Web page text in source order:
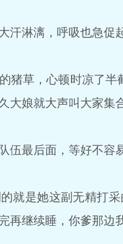
淋漓，呼吸也急促
猪草，心顿时凉了半
大娘就大声叫大家集
最后面，等好不容
就是她这副无精打
再继续睡，你爹那边